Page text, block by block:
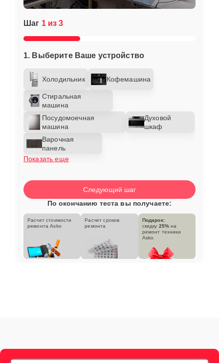
Шаг 1 из 3
1. Выберите Ваше устройство
Холодильник Кофемашина
Стиральная
машина
Посудомоечная
машина
Духовой
шкаф
Варочная
панель
Показать еще
Следующий шаг
По окончанию теста вы получаете:
Расчет стоимости
ремонта Asko
Расчет сроков
ремонта
Подарок:
скидку 25% на
ремонт техники
Asko